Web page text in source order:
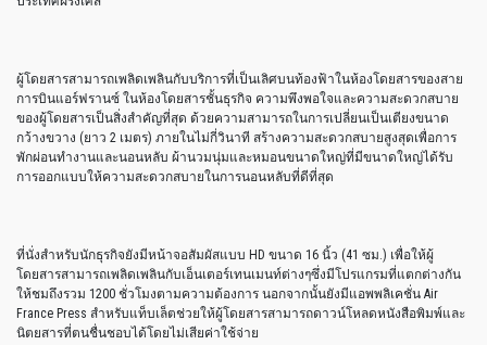
ผู้โดยสารสามารถเพลิดเพลินกับบริการที่เป็นเลิศบนท้องฟ้าในห้องโดยสารของสาย
การบินแอร์ฟรานซ์ ในห้องโดยสารชั้นธุรกิจ ความพึงพอใจและความสะดวกสบาย
ของผู้โดยสารเป็นสิ่งสำคัญที่สุด ด้วยความสามารถในการเปลี่ยนเป็นเตียงขนาด
กว้างขวาง (ยาว 2 เมตร) ภายในไม่กี่วินาที สร้างความสะดวกสบายสูงสุดเพื่อการ
พักผ่อนทำงานและนอนหลับ ผ้านวมนุ่มและหมอนขนาดใหญ่ที่มีขนาดใหญ่ได้รับ
การออกแบบให้ความสะดวกสบายในการนอนหลับที่ดีที่สุด
ที่นั่งสำหรับนักธุรกิจยังมีหน้าจอสัมผัสแบบ HD ขนาด 16 นิ้ว (41 ซม.) เพื่อให้ผู้
โดยสารสามารถเพลิดเพลินกับเอ็นเตอร์เทนเมนท์ต่างๆซึ่งมีโปรแกรมที่แตกต่างกัน
ให้ชมถึงรวม 1200 ชั่วโมงตามความต้องการ นอกจากนั้นยังมีแอพพลิเคชั่น Air
France Press สำหรับแท็บเล็ตช่วยให้ผู้โดยสารสามารถดาวน์โหลดหนังสือพิมพ์และ
นิตยสารที่ตนชื่นชอบได้โดยไม่เสียค่าใช้จ่าย